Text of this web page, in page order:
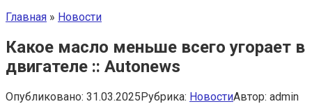
Главная » Новости
Какое масло меньше всего угорает в
двигателе :: Autonews
Опубликовано: 31.03.2025Рубрика: НовостиАвтор: admin